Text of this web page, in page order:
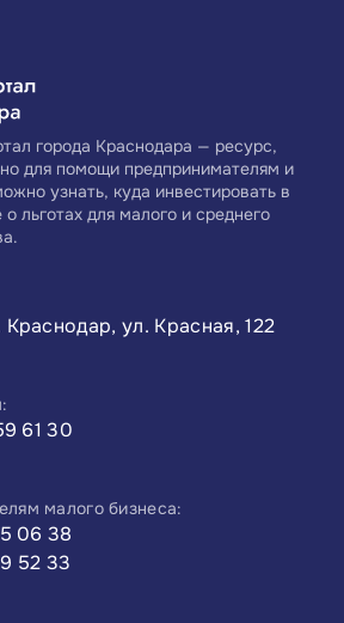
города Краснодара — ресурс,
для помощи предпринимателям и
узнать, куда инвестировать в
льготах для малого и среднего
ул. Красная, 122
61 30
малого бизнеса:
06 38
52 33